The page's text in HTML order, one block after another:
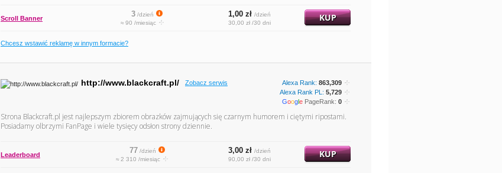
Scroll Banner 3 /dzień
≈ 90 /miesiąc
1,00 zł /dzień
30,00 zł /30 dni
KUP
Chcesz wstawić reklamę w innym formacie?
http://www.blackcraft.pl/ Zobacz serwis Alexa Rank: 863,309
Alexa Rank PL: 5,729
Google PageRank: 0
Strona Blackcraft.pl jest najlepszym zbiorem obrazków zajmujących się czarnym humorem i ciętymi ripostami.
Posiadamy olbrzymi FanPage i wiele tysięcy odsłon strony dziennie.
Leaderboard 77 /dzień
≈ 2 310 /miesiąc
3,00 zł /dzień
90,00 zł /30 dni
KUP